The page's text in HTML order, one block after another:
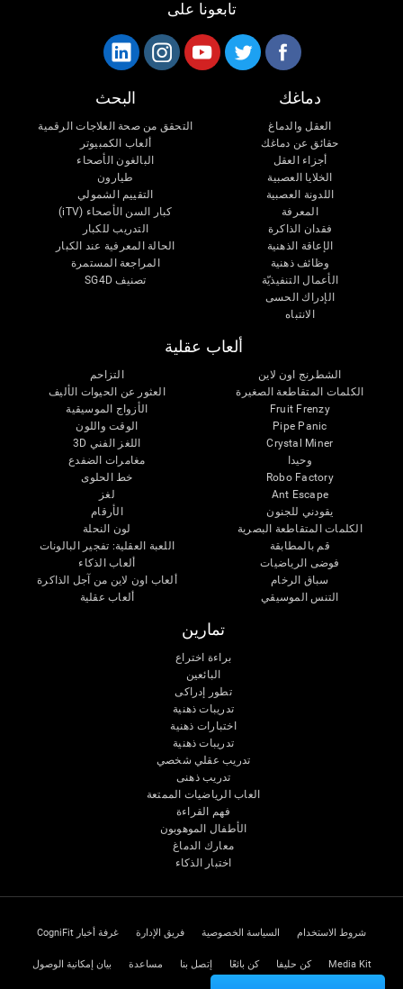
تابعونا على
دماغك
العقل والدماغ
حقائق عن دماغك
أجزاء العقل
الخلايا العصبية
اللدونة العصبية
المعرفة
فقدان الذاكرة
الإعاقة الذهنية
وظائف ذهنية
الأعمال التنفيذيّة
الإدراك الحسى
الانتباه
البحث
التحقق من صحة العلاجات الرقمية
ألعاب الكمبيوتر
البالغون الأصحاء
طيارون
التقييم الشمولي
كبار السن الأصحاء (iTV)
التدريب للكبار
الحالة المعرفية عند الكبار
المراجعة المستمرة
تصنيف SG4D
ألعاب عقلية
الشطرنج اون لاين
الكلمات المتقاطعة الصغيرة
Fruit Frenzy
Pipe Panic
Crystal Miner
وحيدا
Robo Factory
Ant Escape
يقودني للجنون
الكلمات المتقاطعة البصرية
قم بالمطابقة
فوضى الرياضيات
سباق الرخام
التنس الموسيقي
التزاحم
العثور عن الحيوات الأليف
الأزواج الموسيقية
الوقت واللون
اللغز الفني 3D
مغامرات الضفدع
خط الحلوى
لغز
الأرقام
لون النحلة
اللعبة العقلية: تفجير البالونات
ألعاب الذكاء
ألعاب اون لاين من آجل الذاكرة
ألعاب عقلية
تمارين
براءة اختراع
البائعين
تطور إدراكى
تدريبات ذهنية
اختبارات ذهنية
تدريبات ذهنية
تدريب عقلي شخصي
تدريب ذهنى
العاب الرياضيات الممتعة
فهم القراءة
الأطفال الموهوبون
معارك الدماغ
اختبار الذكاء
شروط الاستخدام السياسة الخصوصية فريق الإدارة غرفة أخبار CogniFit
Media Kit كن حليفا كن بائعًا إتصل بنا مساعدة بيان إمكانية الوصول